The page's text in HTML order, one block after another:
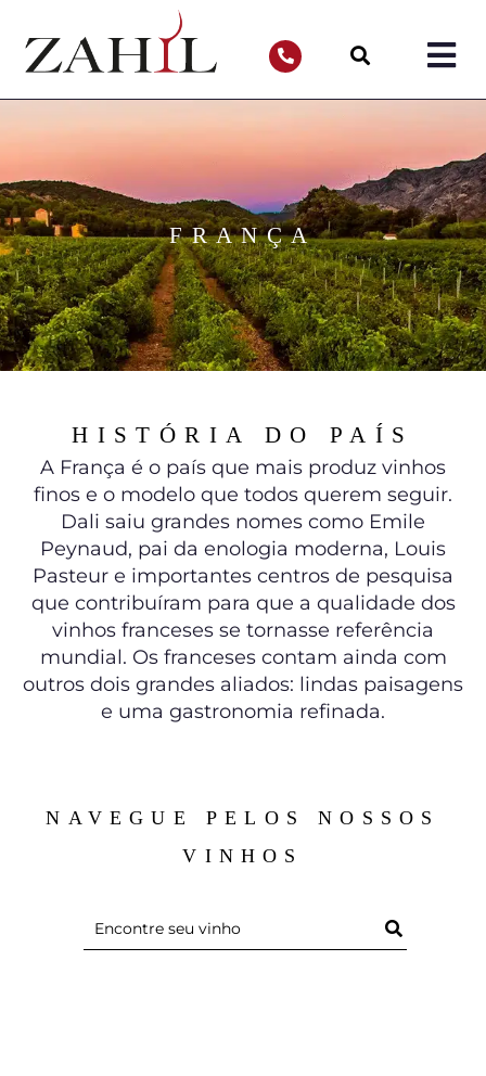
FRANÇA
HISTÓRIA DO PAÍS
A França é o país que mais produz vinhos
finos e o modelo que todos querem seguir.
Dali saiu grandes nomes como Emile
Peynaud, pai da enologia moderna, Louis
Pasteur e importantes centros de pesquisa
que contribuíram para que a qualidade dos
vinhos franceses se tornasse referência
mundial. Os franceses contam ainda com
outros dois grandes aliados: lindas paisagens
e uma gastronomia refinada.
NAVEGUE PELOS NOSSOS
VINHOS